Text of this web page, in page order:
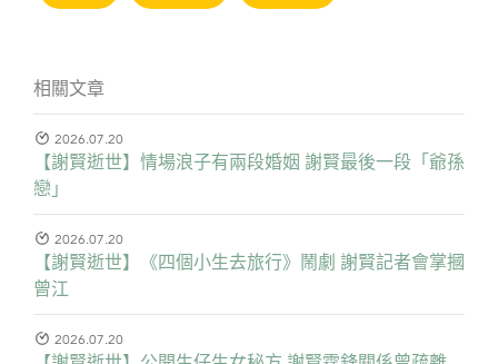
相關文章
2026.07.20
【謝賢逝世】情場浪子有兩段婚姻 謝賢最後一段「爺孫
戀」
2026.07.20
【謝賢逝世】《四個小生去旅行》鬧劇 謝賢記者會掌摑
曾江
2026.07.20